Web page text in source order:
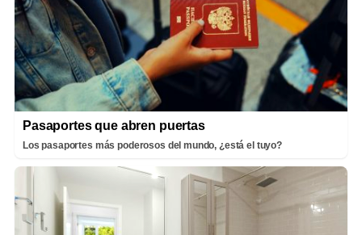
Pasaportes que abren puertas
Los pasaportes más poderosos del mundo, ¿está el tuyo?